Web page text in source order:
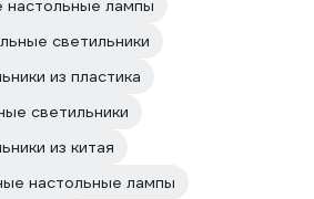
настольные лампы
светильники
из пластика
светильники
из китая
настольные лампы